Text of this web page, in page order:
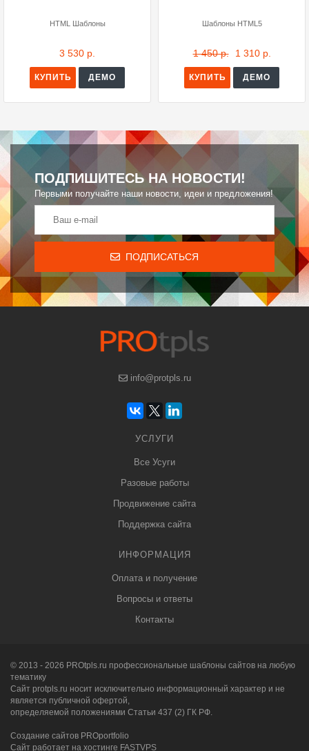
HTML Шаблоны
3 530 р.
КУПИТЬ ДЕМО
Шаблоны HTML5
1 450 р. 1 310 р.
КУПИТЬ ДЕМО
ПОДПИШИТЕСЬ НА НОВОСТИ!
Первыми получайте наши новости, идеи и предложения!
ПОДПИСАТЬСЯ
info@protpls.ru
УСЛУГИ
Все Усуги
Разовые работы
Продвижение сайта
Поддержка сайта
ИНФОРМАЦИЯ
Оплата и получение
Вопросы и ответы
Контакты
© 2013 - 2026 PROtpls.ru профессиональные шаблоны сайтов на любую
тематику
Сайт protpls.ru носит исключительно информационный характер и не
является публичной офертой,
определяемой положениями Статьи 437 (2) ГК РФ.
Создание сайтов PROportfolio
Сайт работает на хостинге FASTVPS